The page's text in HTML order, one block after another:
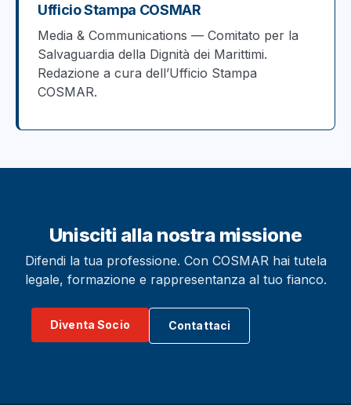
Ufficio Stampa COSMAR
Media & Communications — Comitato per la
Salvaguardia della Dignità dei Marittimi.
Redazione a cura dell’Ufficio Stampa
COSMAR.
Unisciti alla nostra missione
Difendi la tua professione. Con COSMAR hai tutela
legale, formazione e rappresentanza al tuo fianco.
Diventa Socio Contattaci